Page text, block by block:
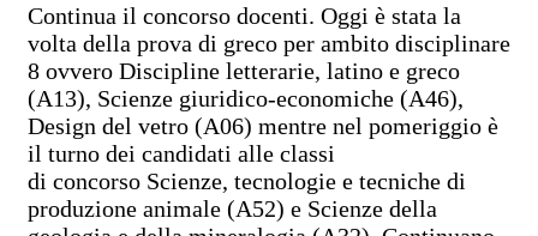
Continua il concorso docenti. Oggi è stata la
volta della prova di greco per ambito disciplinare
8 ovvero Discipline letterarie, latino e greco
(A13), Scienze giuridico-economiche (A46),
Design del vetro (A06) mentre nel pomeriggio è
il turno dei candidati alle classi
di concorso Scienze, tecnologie e tecniche di
produzione animale (A52) e Scienze della